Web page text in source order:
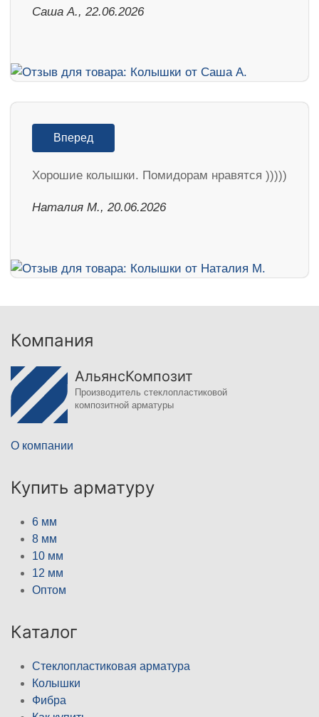
Саша А., 22.06.2026
Вперед
Хорошие колышки. Помидорам нравятся )))))
Наталия М., 20.06.2026
Компания
АльянсКомпозит
Производитель стеклопластиковой
композитной арматуры
О компании
Купить арматуру
6 мм
8 мм
10 мм
12 мм
Оптом
Каталог
Стеклопластиковая арматура
Колышки
Фибра